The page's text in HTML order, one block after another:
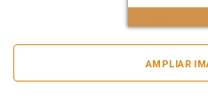
AMPLIAR